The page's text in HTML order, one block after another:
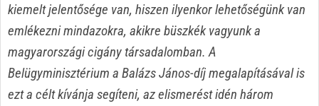
kiemelt jelentősége van, hiszen ilyenkor lehetőségünk van
emlékezni mindazokra, akikre büszkék vagyunk a
magyarországi cigány társadalomban. A
Belügyminisztérium a Balázs János-díj megalapításával is
ezt a célt kívánja segíteni, az elismerést idén három